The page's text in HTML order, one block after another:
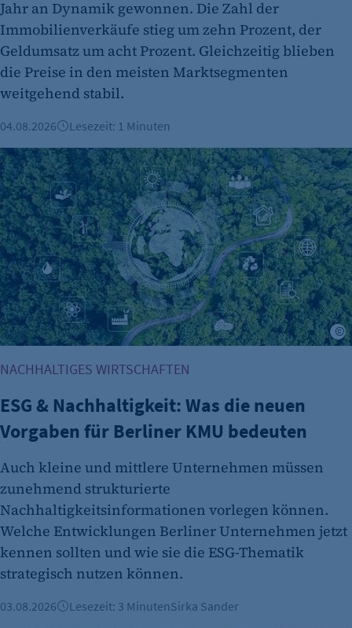
Jahr an Dynamik gewonnen. Die Zahl der
Immobilienverkäufe stieg um zehn Prozent, der
Geldumsatz um acht Prozent. Gleichzeitig blieben
die Preise in den meisten Marktsegmenten
weitgehend stabil.
04.08.2026 Lesezeit: 1 Minuten
ESG & Nachhaltigkeit: Was die neuen Vorgaben für
NACHHALTIGES WIRTSCHAFTEN
ESG & Nachhaltigkeit: Was die neuen
Vorgaben für Berliner KMU bedeuten
Auch kleine und mittlere Unternehmen müssen
zunehmend strukturierte
Nachhaltigkeitsinformationen vorlegen können.
Welche Entwicklungen Berliner Unternehmen jetzt
kennen sollten und wie sie die ESG-Thematik
strategisch nutzen können.
03.08.2026 Lesezeit: 3 MinutenSirka Sander